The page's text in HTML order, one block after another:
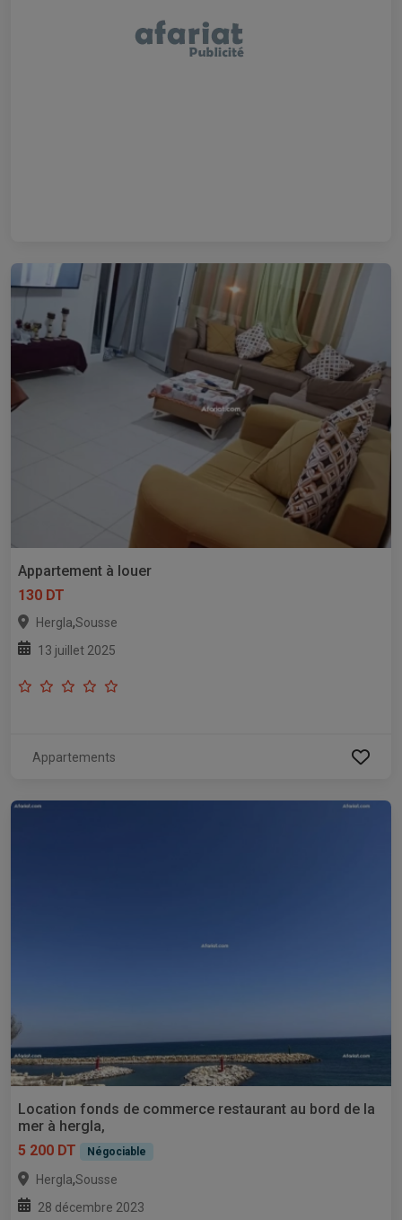
Appartement à louer
130 DT
Hergla,Sousse
13 juillet 2025
Appartements
Location fonds de commerce restaurant au bord de la
mer à hergla,
5 200 DT
Négociable
Hergla,Sousse
28 décembre 2023